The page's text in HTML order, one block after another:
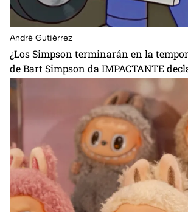
André Gutiérrez
¿Los Simpson terminarán en la
de Bart Simpson da IMPACTANTE